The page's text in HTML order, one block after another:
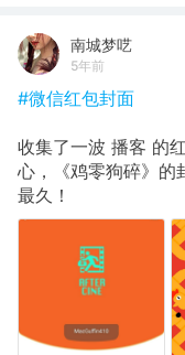
南城梦呓
5年前
#微信红包封面
收集了一波 播客 的
心，《鸡零狗碎》的
最久！